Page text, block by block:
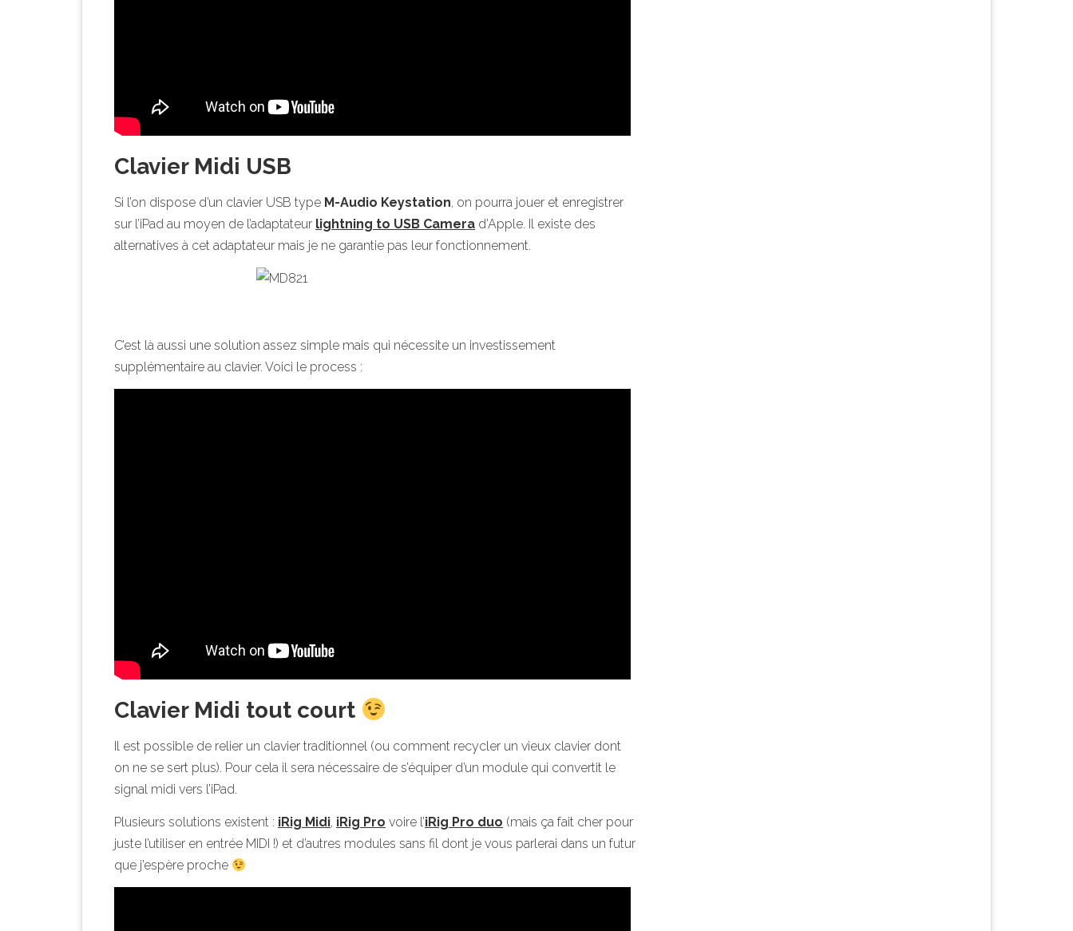
Clavier Midi USB
Si l’on dispose d’un clavier USB type M-Audio Keystation, on pourra jouer et enregistrer
sur l’iPad au moyen de l’adaptateur lightning to USB Camera d’Apple. Il existe des
alternatives à cet adaptateur mais je ne garantie pas leur fonctionnement.
C’est là aussi une solution assez simple mais qui nécessite un investissement
supplémentaire au clavier. Voici le process :
Clavier Midi tout court
Il est possible de relier un clavier traditionnel (ou comment recycler un vieux clavier dont
on ne se sert plus). Pour cela il sera nécessaire de s’équiper d’un module qui convertit le
signal midi vers l’iPad.
Plusieurs solutions existent : iRig Midi, iRig Pro voire l’iRig Pro duo (mais ça fait cher pour
juste l’utiliser en entrée MIDI !) et d’autres modules sans fil dont je vous parlerai dans un futur
que j’espère proche